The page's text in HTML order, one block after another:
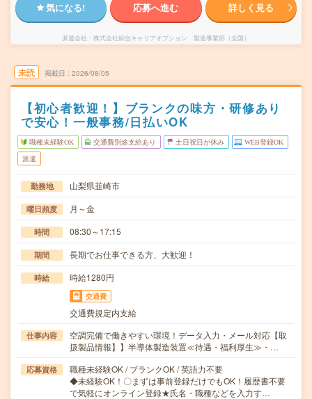
気になる! 応募へ進む 詳しく見る
派遣会社 株式会社綜合キャリアオプション 製造事業部（全国）
未読 掲載日 2026/08/05
【初心者歓迎！】ブランクの味方・研修あり
で安心！一般事務/日払いOK
職種未経験OK 交通費別途支給あり 土日祝日が休み WEB登録OK
派遣
勤務地 山梨県韮崎市
曜日頻度 月～金
時間 08:30～17:15
期間 長期でお仕事できる方、大歓迎！
時給 時給1280円
交通費
交通費規定内支給
仕事内容
空調完備で働きやすい環境！データ入力・メール対応【取
扱製品情報】】半導体製造装置≪待遇・福利厚生≫・…
応募資格
職種未経験OK / ブランクOK / 英語力不要
◆未経験OK！〇まずは事前登録だけでもOK！履歴書不要
で気軽にオンライン登録★氏名・職種などを入力す…